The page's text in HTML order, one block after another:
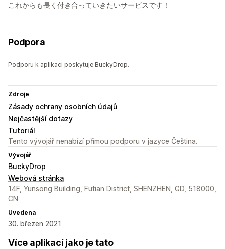
これからも長く付き合っていきたいサービスです！
Podpora
Podporu k aplikaci poskytuje BuckyDrop.
Zdroje
Zásady ochrany osobních údajů
Nejčastější dotazy
Tutoriál
Tento vývojář nenabízí přímou podporu v jazyce Čeština.
Vývojář
BuckyDrop
Webová stránka
14F, Yunsong Building, Futian District, SHENZHEN, GD, 518000,
CN
Uvedena
30. březen 2021
Více aplikací jako je tato